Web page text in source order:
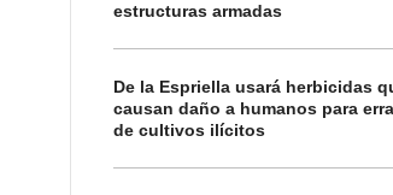
estructuras armadas
De la Espriella usará herbicidas
causan daño a humanos para
de cultivos ilícitos